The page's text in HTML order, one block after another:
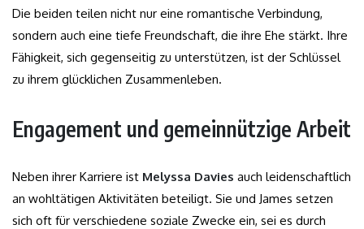
Die beiden teilen nicht nur eine romantische Verbindung,
sondern auch eine tiefe Freundschaft, die ihre Ehe stärkt. Ihre
Fähigkeit, sich gegenseitig zu unterstützen, ist der Schlüssel
zu ihrem glücklichen Zusammenleben.
Engagement und gemeinnützige Arbeit
Neben ihrer Karriere ist Melyssa Davies auch leidenschaftlich
an wohltätigen Aktivitäten beteiligt. Sie und James setzen
sich oft für verschiedene soziale Zwecke ein, sei es durch